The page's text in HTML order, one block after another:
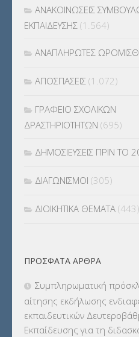
ΑΝΑΚΟΙΝΩΣΕΙΣ
ΕΚΠΑΙΔΕΥΣΗΣ (1.564)
ΑΝΑΠΛΗΡΩΤΕΣ
ΑΠΟΣΠΑΣΕΙΣ (1.072)
ΓΡΑΦΕΙΟ ΣΧΟΛΙΚΩΝ
ΔΡΑΣΤΗΡΙΟΤΗΤΩΝ (695)
ΔΗΜΟΣΙΕΥΣΕΙΣ ΠΡΙΝ ΤΟ
ΔΙΑΓΩΝΙΣΜΟΙ (305)
ΔΙΟΙΚΗΤΙΚΑ ΘΕΜΑΤΑ (443)
ΕΚΔΡΟΜΕΣ(7.354)
ΕΚΠΑΙΔΕΥΤΙΚΑ ΘΕΜΑΤΑ
ΕΠΑΛ(366)
ΠΡΌΣΦΑΤΑ ΆΡΘΡΑ
Συμπληρωματική
αίτησης εκδήλωσης
εκπαιδευτικών
Εκπαίδευσης για τη